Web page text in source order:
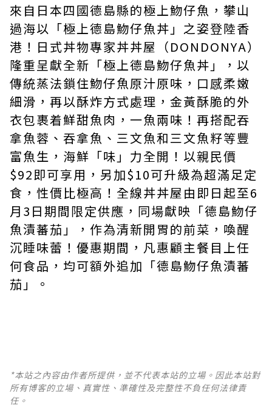
來自日本四國德島縣的極上魩仔魚，攀山
過海以「極上德島魩仔魚丼」之姿登陸香
港！ 日式丼物專家丼丼屋（DONDONYA）
隆重呈獻全新 「極上德島魩仔魚丼」，以
傳統蒸法鎖住魩仔魚原汁原味，口感柔嫩
細滑，再以酥炸方式處理，金黃酥脆的外
衣包裹着鮮甜魚肉，一魚兩味！再搭配吞
拿魚蓉、吞拿魚、三文魚和三文魚籽等豐
富魚生，海鮮「味」力全開！ 以親民價
$92即可享用，另加$10可升級為超滿足定
食，性價比極高！全線丼丼屋由即日起至6
月3日期間限定供應，同場獻映 「德島魩仔
魚漬蕃茄」
，作為清新開胃的前菜，喚醒
沉睡味蕾！優惠期間，凡惠顧主餐目上任
何食品，均可額外追加「德島魩仔魚漬蕃
茄」。
*本站之內容由作者所提供，並不代表本站的立場。因此本站對
所有博客的立場、真實性、準確性及完整性不負任何法律責
任。